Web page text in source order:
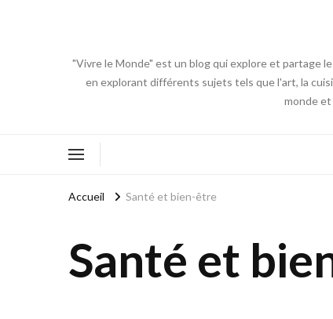
"Vivre le Monde" est un blog qui explore et partage
en explorant différents sujets tels que l'art, la
monde et
Accueil Santé et bien-être
Santé et